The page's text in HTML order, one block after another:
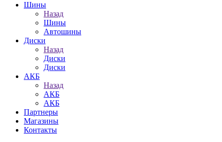
Шины
Назад
Шины
Автошины
Диски
Назад
Диски
Диски
АКБ
Назад
АКБ
АКБ
Партнеры
Магазины
Контакты